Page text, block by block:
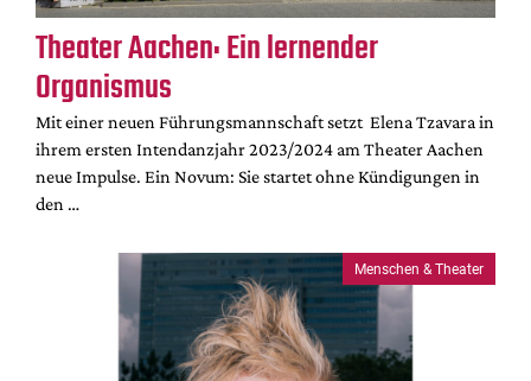
Theater Aachen: Ein lernender
Organismus
Mit einer neuen Führungsmannschaft setzt Elena Tzavara in
ihrem ersten Intendanzjahr 2023/2024 am Theater Aachen
neue Impulse. Ein Novum: Sie startet ohne Kündigungen in
den …
Menschen & Theater